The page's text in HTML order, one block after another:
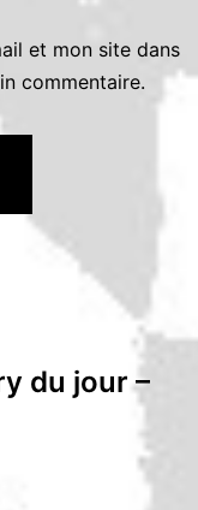
et mon site dans
commentaire.
du jour –